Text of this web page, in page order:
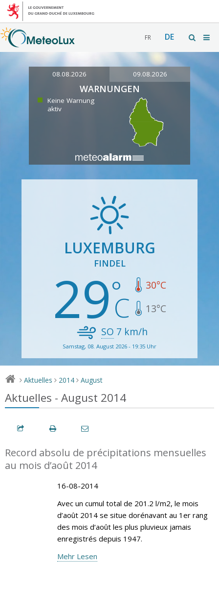
FR DE
08.08.2026 09.08.2026
WARNUNGEN
Keine Warnung
aktiv
LUXEMBURG
FINDEL
29 30°C
13°C
SO 7 km/h
Samstag, 08. August 2026 - 19:35 Uhr
> Aktuelles > 2014 > August
Aktuelles - August 2014
Record absolu de précipitations mensuelles
au mois d’août 2014
16-08-2014
Avec un cumul total de 201.2 l/m2, le mois
d’août 2014 se situe dorénavant au 1er rang
des mois d‘août les plus pluvieux jamais
enregistrés depuis 1947.
Mehr Lesen